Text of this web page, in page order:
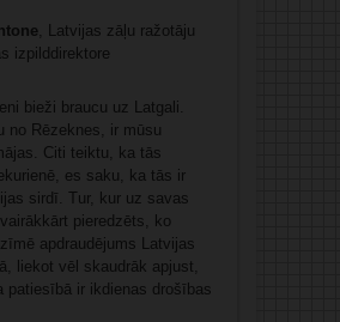
, Latvijas zāļu ražotāju
izpilddirektore
bieži braucu uz Latgali.
no Rēzeknes, ir mūsu
Citi teiktu, ka tās
es saku, ka tās ir
sirdī. Tur, kur uz savas
pieredzēts, ko
apdraudējums Latvijas
liekot vēl skaudrāk apjust,
patiesībā ir ikdienas drošības